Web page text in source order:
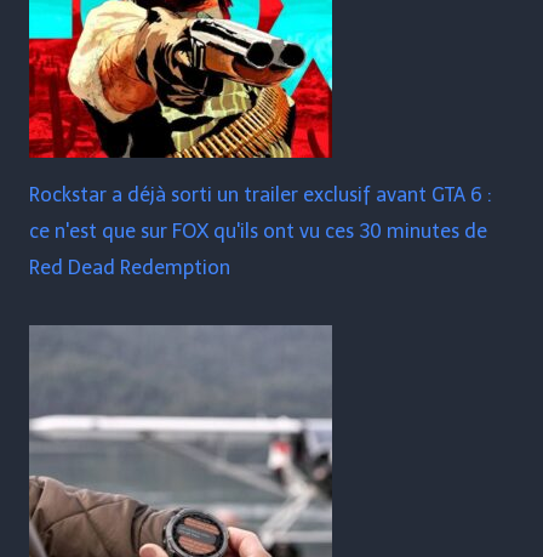
Rockstar a déjà sorti un trailer exclusif avant GTA 6 :
ce n'est que sur FOX qu'ils ont vu ces 30 minutes de
Red Dead Redemption